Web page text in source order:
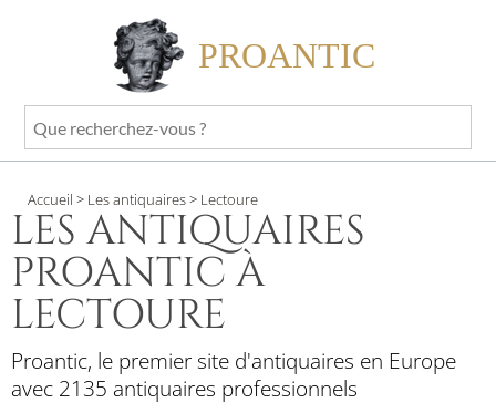
PROANTIC
Que
recherchez-
?
Accueil > Les antiquaires> Lectoure
LES ANTIQUAIRES
PROANTIC À
LECTOURE
Proantic, le premier site d'antiquaires en Europe
avec 2135 antiquaires professionnels